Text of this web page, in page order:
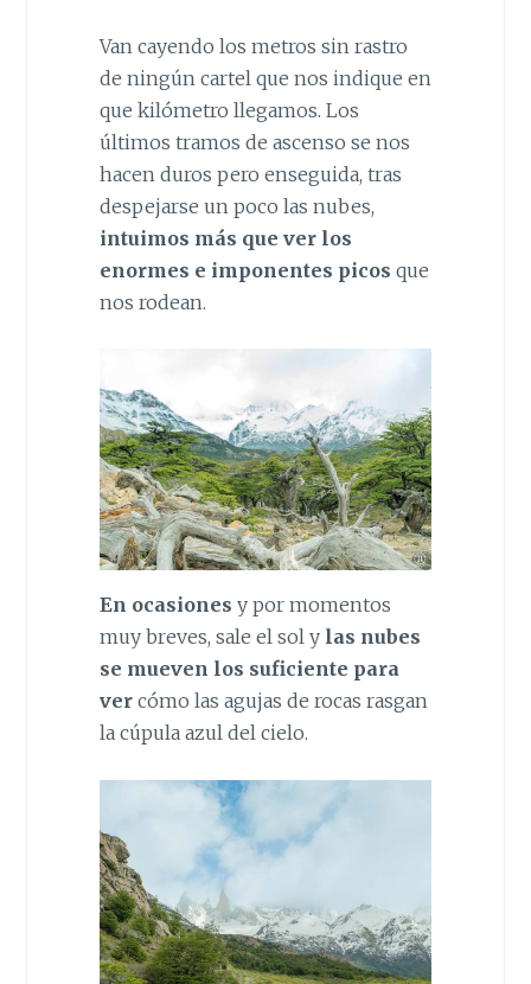
Van cayendo los metros sin rastro
de ningún cartel que nos indique en
que kilómetro llegamos. Los
últimos tramos de ascenso se nos
hacen duros pero enseguida, tras
despejarse un poco las nubes,
intuimos más que ver los
enormes e imponentes picos que
nos rodean.
En ocasiones y por momentos
muy breves, sale el sol ylas nubes
se mueven los suficiente para
vercómo las agujas de rocas rasgan
la cúpula azul del cielo.